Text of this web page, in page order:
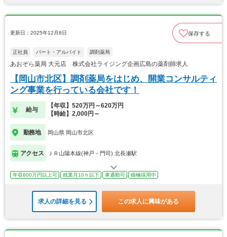
更新日：2025年12月8日 保存する
正社員 パート・アルバイト 調剤薬局
あおぞら薬局 大元店 株式会社ライジング企画広島の薬剤師求人
【岡山市北区】調剤薬局をはじめ、開業コンサルティ
ング事業を行っている会社です！
給与
【年収】520万円～620万円
【時給】2,000円～
勤務地 岡山県 岡山市北区
アクセス ＪＲ山陽本線(神戸－門司) 北長瀬駅
年収600万円以上可 残業月10ｈ以下 車通勤可 積極採用中
求人の詳細を見る この求人に興味がある